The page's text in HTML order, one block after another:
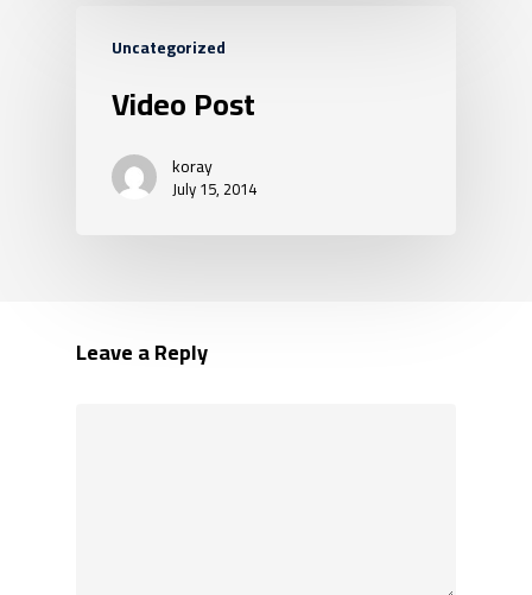
Uncategorized
Video Post
koray
July 15, 2014
Leave a Reply